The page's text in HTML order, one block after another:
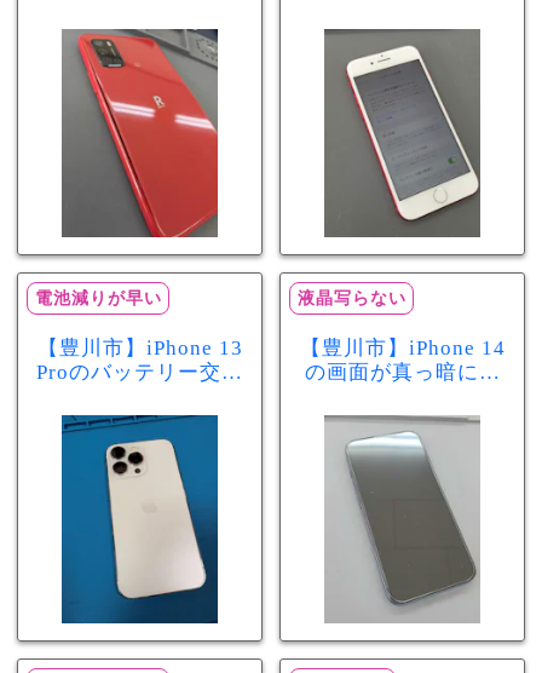
リー膨張のサインか
もしれません！バッ
テリー交換修理事例
最大容量70％で電池
の減りが早い症状も
当日60分で改善
電池減りが早い
【豊川市】iPhone 13
Proのバッテリー交換
が早い症状も当日90
分で改善
液晶写らない
【豊川市】iPhone 14
の画面が真っ暗に…
修理！データそのま
まで復旧しました